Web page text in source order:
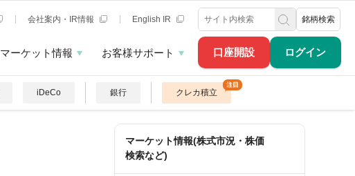
口座開設 ログイン
会社案内・IR情報 English IR 銘柄検索
マーケット情報 お客様サポート
iDeCo 銀行 クレカ積立
マーケット情報(株式市況・株価
検索など)